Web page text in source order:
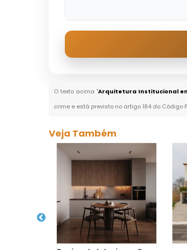
O texto acima "Arquitetura Institucional
crime e está previsto no artigo 184 do Código
Veja Também